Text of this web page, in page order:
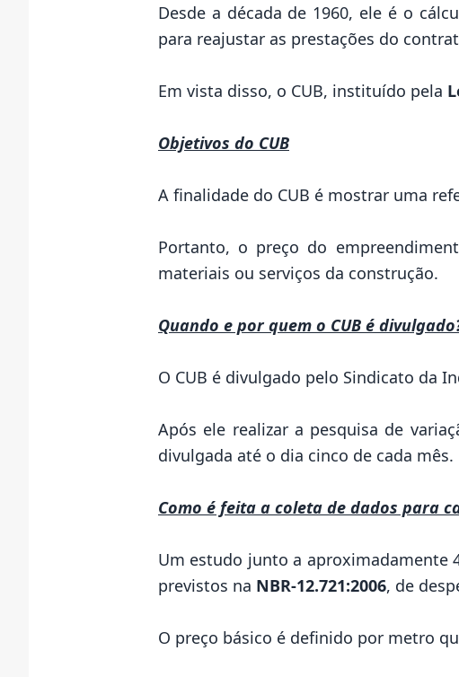
Desde a década de 1960, ele é o
para reajustar as prestações do
Em vista disso, o CUB, instituído pela
Objetivos do CUB
A finalidade do CUB é mostrar uma
Portanto, o preço do
materiais ou serviços da construção.
Quando e por quem o CUB é
O CUB é divulgado pelo Sindicato da
Após ele realizar a pesquisa de
divulgada até o dia cinco de cada mês.
Como é feita a coleta de dados para
Um estudo junto a aproximadamente
previstos na NBR-12.721:2006, de
O preço básico é definido por metro